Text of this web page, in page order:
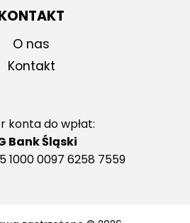
O nas
Kontakt
konta do wpłat:
Bank Śląski
1000 0097 6258 7559